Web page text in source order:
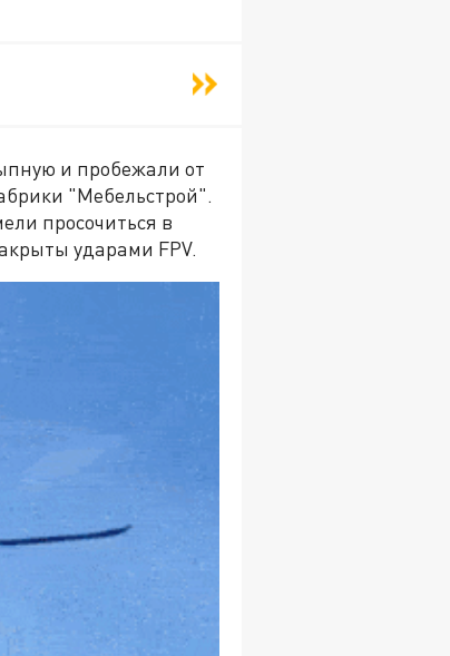
и пробежали от
"Мебельстрой".
просочиться в
ударами FPV.